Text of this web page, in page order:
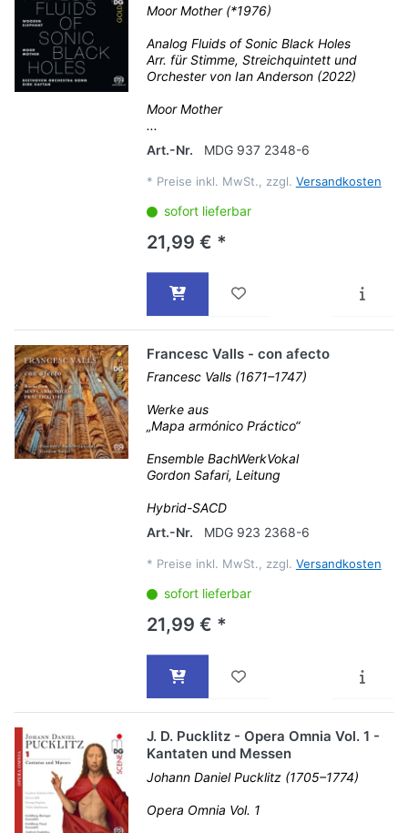
Moor Mother (*1976)
Analog Fluids of Sonic Black Holes
Arr. für Stimme, Streichquintett und
Orchester von Ian Anderson (2022)
Moor Mother
...
Art.-Nr.
MDG 937 2348-6
* Preise inkl. MwSt., zzgl. Versandkosten
sofort lieferbar
21,99 € *
Francesc Valls - con afecto
Francesc Valls (1671–1747)
Werke aus
„Mapa armónico Práctico“
Ensemble BachWerkVokal
Gordon Safari, Leitung
Hybrid-SACD
Art.-Nr.
MDG 923 2368-6
* Preise inkl. MwSt., zzgl. Versandkosten
sofort lieferbar
21,99 € *
J. D. Pucklitz - Opera Omnia Vol. 1 -
Kantaten und Messen
Johann Daniel Pucklitz (1705–1774)
Opera Omnia Vol. 1